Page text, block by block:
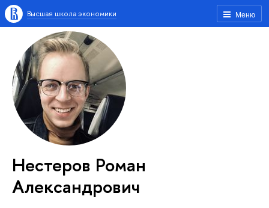
Меню
Высшая школа экономики
Нестеров Роман
Александрович